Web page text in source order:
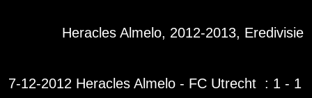
Heracles Almelo, 2012-2013, Eredivisie
7-12-2012 Heracles Almelo - FC Utrecht : 1 - 1